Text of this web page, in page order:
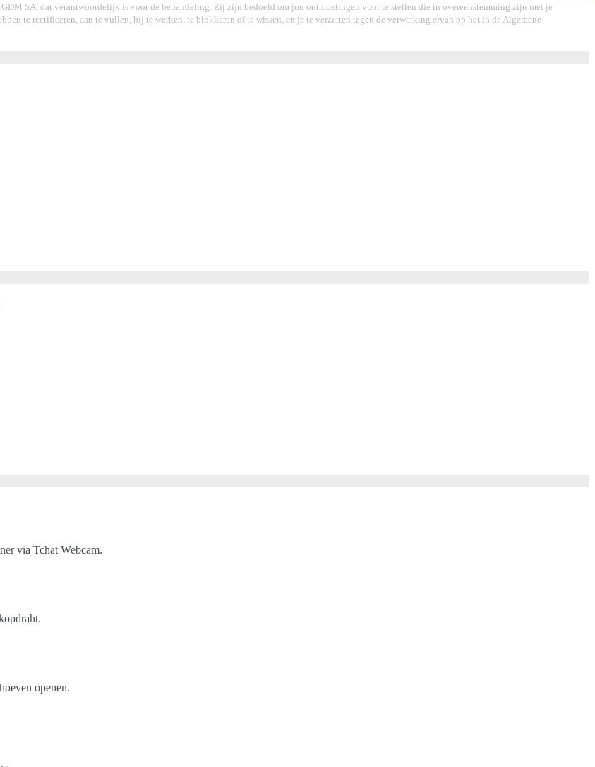
SA, dat verantwoordelijk is voor de behandeling. Zij zijn bedoeld om jou ontmoetingen voor te stellen die in overeenstemming zijn met je
te rectificeren, aan te vullen, bij te werken, te blokkeren of te wissen, en je te verzetten tegen de verwerking ervan op het in de Algemene
via Tchat Webcam.
openen.